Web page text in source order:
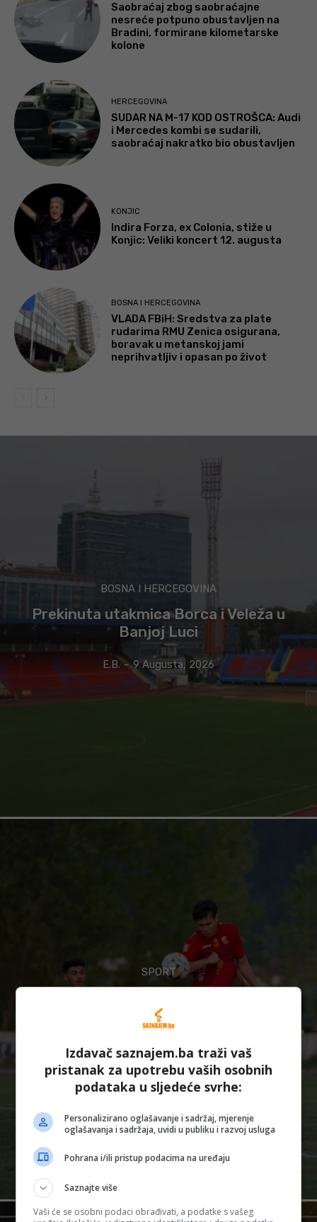
Saobraćaj zbog saobraćajne
nesreće potpuno obustavljen na
Bradini, formirane kilometarske
kolone
HERCEGOVINA
SUDAR NA M-17 KOD OSTROŠCA: Audi
i Mercedes kombi se sudarili,
saobraćaj nakratko bio obustavljen
KONJIC
Indira Forza, ex Colonia, stiže u
Konjic: Veliki koncert 12. augusta
BOSNA I HERCEGOVINA
VLADA FBiH: Sredstva za plate
rudarima RMU Zenica osigurana,
boravak u metanskoj jami
neprihvatljiv i opasan po život
BOSNA I HERCEGOVINA
Prekinuta utakmica Borca i Veleža u
Banjoj Luci
E.B. - 9 Augusta, 2026
SPORT
ipak napravili preokret u Konjicu
E.B. - 8 Augusta, 2026
Izdavač saznajem.ba traži vaš
pristanak za upotrebu vaših osobnih
podataka u sljedeće svrhe:
Personalizirano oglašavanje i sadržaj, mjerenje
oglašavanja i sadržaja, uvidi u publiku i razvoj usluga
Pohrana i/ili pristup podacima na uređaju
Saznajte više
Vaši će se osobni podaci obrađivati, a podatke s vašeg